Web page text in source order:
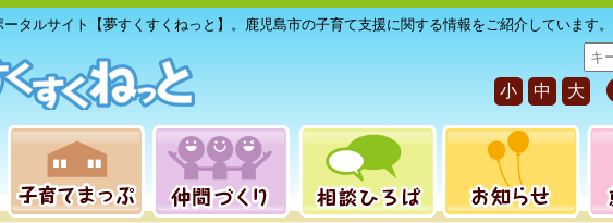
タルサイト【夢すくすくねっと】。鹿児島市の子育て支援に関する情報をご紹介しています。
サ
イ
ト
内
小 中 大